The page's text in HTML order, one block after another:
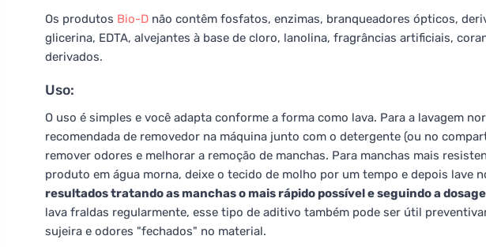
Os produtos Bio-D não contêm fosfatos, enzimas, branqueadores ópticos,
glicerina, EDTA, alvejantes à base de cloro, lanolina, fragrâncias artificiais,
derivados.
Uso:
O uso é simples e você adapta conforme a forma como lava. Para a lavagem
recomendada de removedor na máquina junto com o detergente (ou no
remover odores e melhorar a remoção de manchas. Para manchas mais
produto em água morna, deixe o tecido de molho por um tempo e depois lave
resultados tratando as manchas o mais rápido possível e seguindo a
lava fraldas regularmente, esse tipo de aditivo também pode ser útil
sujeira e odores "fechados" no material.